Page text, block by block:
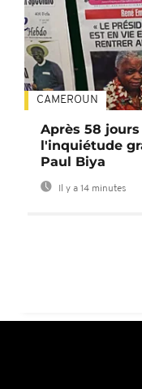
CAMEROUN
Après 58
l'inquiétude
Paul Biya
Il y a 14 minutes